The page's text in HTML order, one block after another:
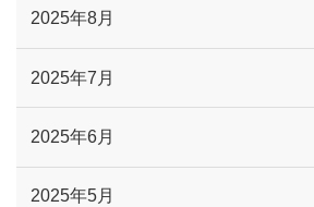
2025年8月
2025年7月
2025年6月
2025年5月